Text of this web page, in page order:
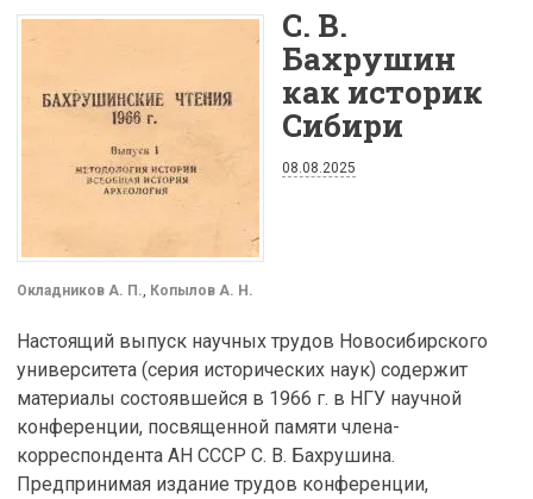
С. В.
Бахрушин
как историк
Сибири
08.08.2025
Окладников А. П., Копылов А. Н.
Настоящий выпуск научных трудов Новосибирского
университета (серия исторических наук) содержит
материалы состоявшейся в 1966 г. в НГУ научной
конференции, посвященной памяти члена-
корреспондента АН СССР С. В. Бахрушина.
Предпринимая издание трудов конференции,